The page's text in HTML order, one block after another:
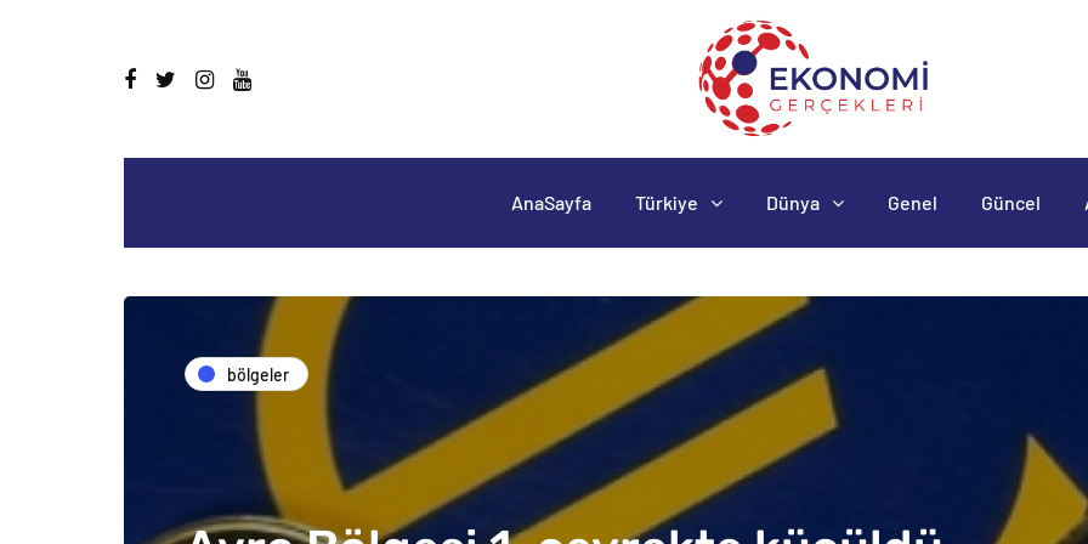
AnaSayfa Türkiye Dünya Genel Güncel
bölgeler